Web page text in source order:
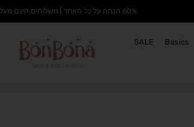
60% הנחה על כל האתר | משלוחים חינם מעל ₪500
Basics
SALE